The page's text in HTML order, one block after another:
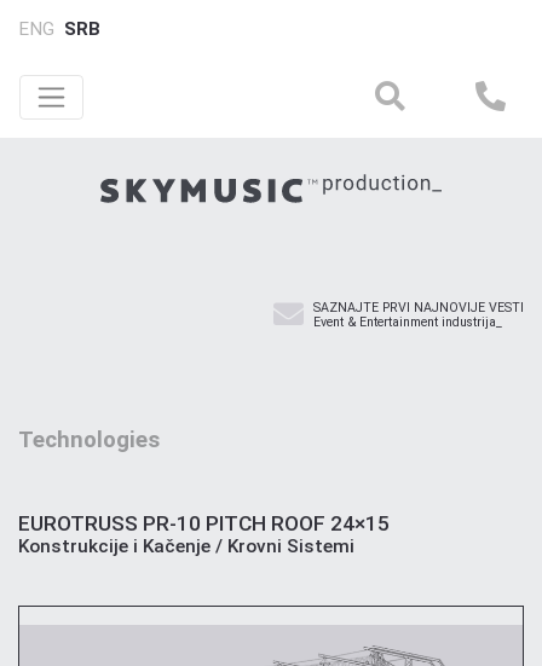
ENG SRB
SAZNAJTE PRVI NAJNOVIJE VESTI
Event & Entertainment industrija_
Technologies
EUROTRUSS PR-10 PITCH ROOF 24×15
Konstrukcije i Kačenje / Krovni Sistemi